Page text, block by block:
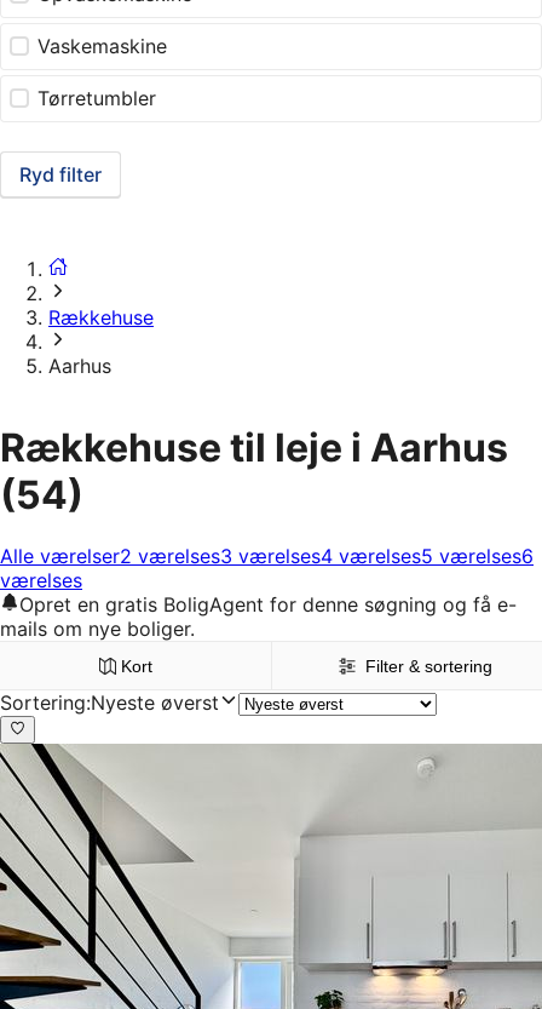
Vaskemaskine
Tørretumbler
Ryd filter
Rækkehuse
Aarhus
Rækkehuse til leje i Aarhus
(54)
Alle værelser2 værelses3 værelses4 værelses5 værelses6
værelses
Opret en gratis BoligAgent for denne søgning og få e-
mails om nye boliger.
Kort Filter & sortering
Sortering:Nyeste øverst